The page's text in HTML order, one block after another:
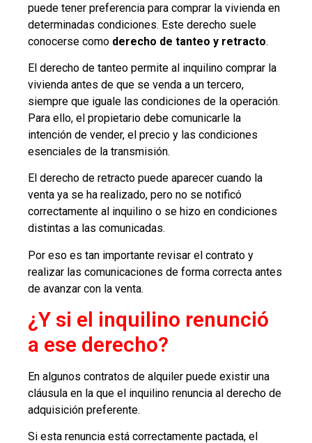
puede tener preferencia para comprar la vivienda en
determinadas condiciones. Este derecho suele
conocerse como derecho de tanteo y retracto.
El derecho de tanteo permite al inquilino comprar la
vivienda antes de que se venda a un tercero,
siempre que iguale las condiciones de la operación.
Para ello, el propietario debe comunicarle la
intención de vender, el precio y las condiciones
esenciales de la transmisión.
El derecho de retracto puede aparecer cuando la
venta ya se ha realizado, pero no se notificó
correctamente al inquilino o se hizo en condiciones
distintas a las comunicadas.
Por eso es tan importante revisar el contrato y
realizar las comunicaciones de forma correcta antes
de avanzar con la venta.
¿Y si el inquilino renunció
a ese derecho?
En algunos contratos de alquiler puede existir una
cláusula en la que el inquilino renuncia al derecho de
adquisición preferente.
Si esta renuncia está correctamente pactada, el